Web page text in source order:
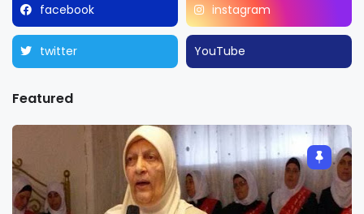
facebook instagram
twitter YouTube
Featured